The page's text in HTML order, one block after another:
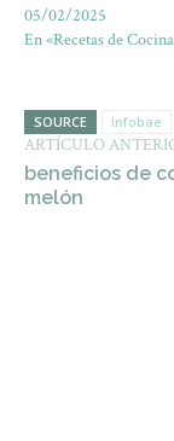
05/02/2025
En «Recetas de
SOURCE Infobae
ARTÍCULO
beneficios de
melón